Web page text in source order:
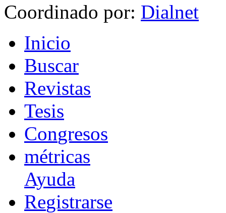
Coordinado por:
Inicio
Buscar
Revistas
Tesis
Congresos
métricas
Ayuda
Registrarse